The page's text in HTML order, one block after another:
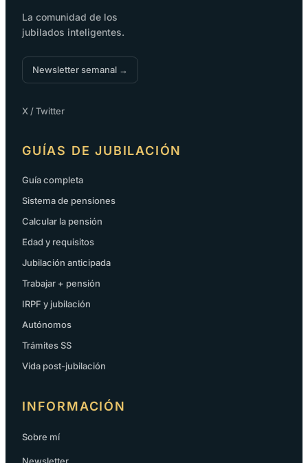
La comunidad de los
jubilados inteligentes.
Newsletter semanal →
X / Twitter
GUÍAS DE JUBILACIÓN
Guía completa
Sistema de pensiones
Calcular la pensión
Edad y requisitos
Jubilación anticipada
Trabajar + pensión
IRPF y jubilación
Autónomos
Trámites SS
Vida post-jubilación
INFORMACIÓN
Sobre mí